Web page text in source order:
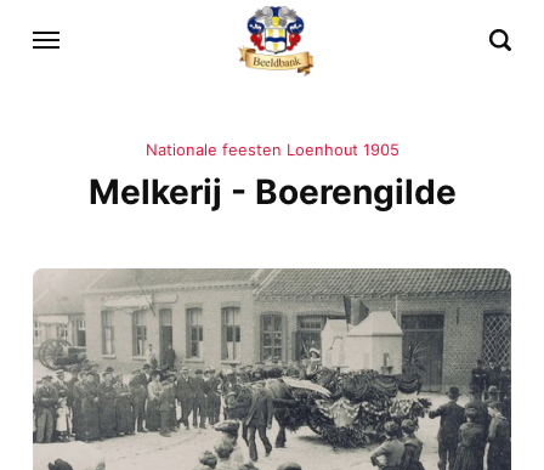
Nationale feesten Loenhout 1905
Melkerij - Boerengilde